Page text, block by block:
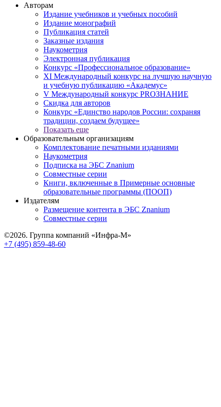
Авторам
Издание учебников и учебных пособий
Издание монографий
Публикация статей
Заказные издания
Наукометрия
Электронная публикация
Конкурс «Профессиональное образование»
XI Международный конкурс на лучшую научную
и учебную публикацию «Академус»
V Международный конкурс PROЗНАНИЕ
Скидка для авторов
Конкурс «Единство народов России: сохраняя
традиции, создаем будущее»
Показать еще
Образовательным организациям
Комплектование печатными изданиями
Наукометрия
Подписка на ЭБС Znanium
Совместные серии
Книги, включенные в Примерные основные
образовательные программы (ПООП)
Издателям
Размещение контента в ЭБС Znanium
Совместные серии
©2026. Группа компаний «Инфра-М»
+7 (495) 859-48-60